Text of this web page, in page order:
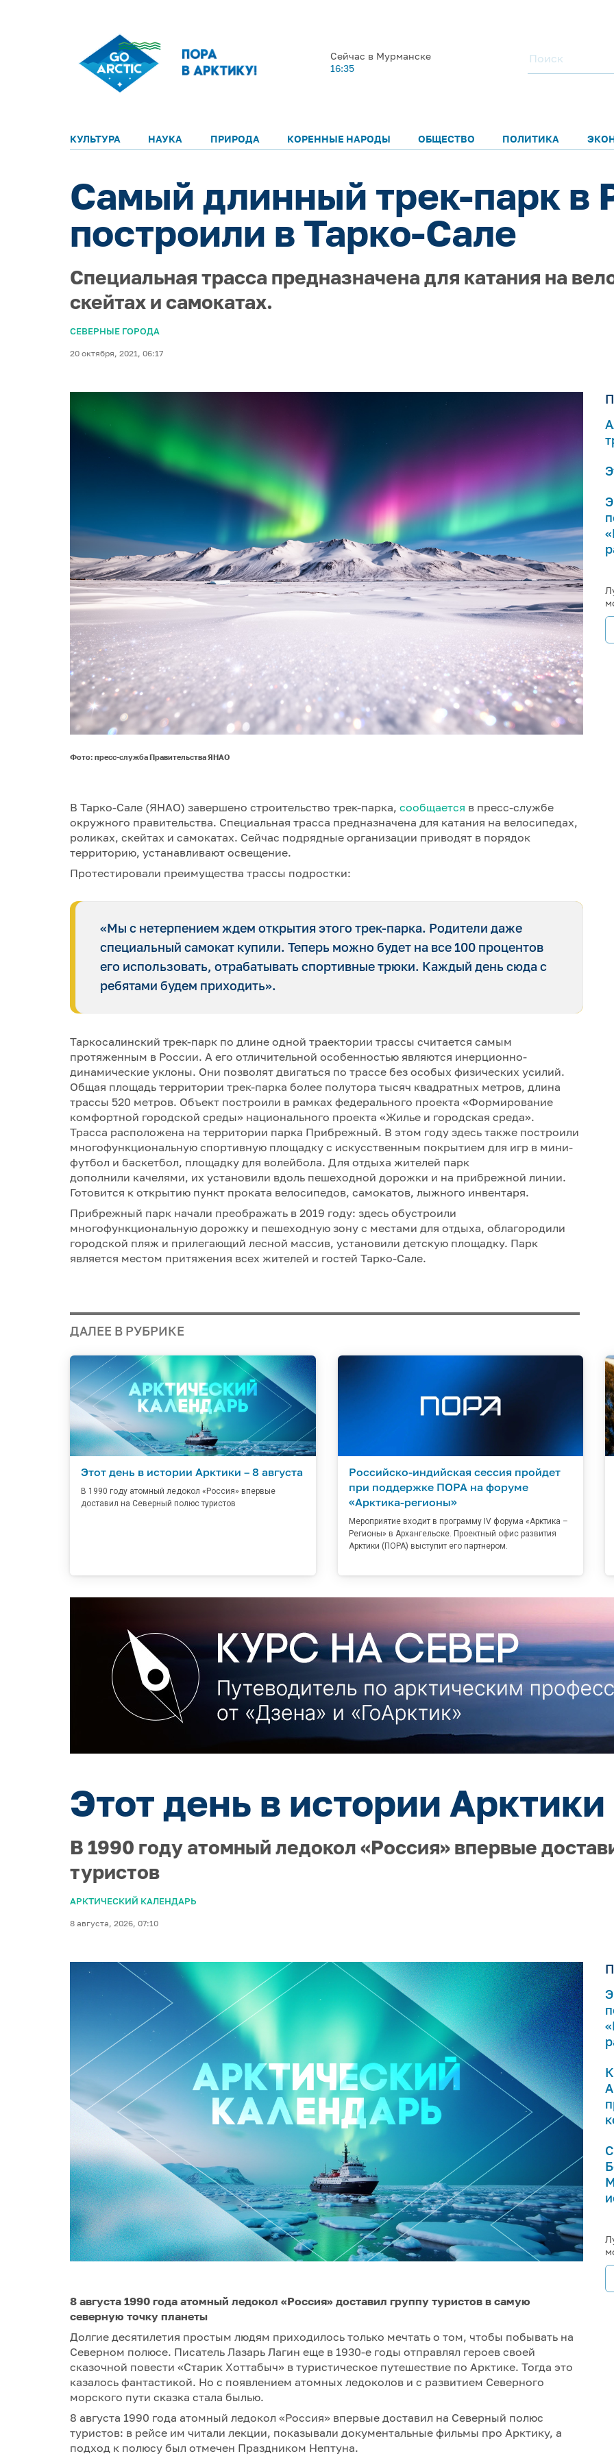
Сейчас в Мурманске
16:35
КУЛЬТУРА НАУКА ПРИРОДА КОРЕННЫЕ НАРОДЫ ОБЩЕСТВО ПОЛИТИКА
Самый длинный трек-парк в
построили в Тарко-Сале
Специальная трасса предназначена для катания на
скейтах и самокатах.
СЕВЕРНЫЕ ГОРОДА
20 октября, 2021, 06:17
Фото: пресс-служба Правительства ЯНАО
В Тарко-Сале (ЯНАО) завершено строительство трек-парка, сообщается в пресс-службе
окружного правительства. Специальная трасса предназначена для катания на велосипедах,
роликах, скейтах и самокатах. Сейчас подрядные организации приводят в порядок
территорию, устанавливают освещение.
Протестировали преимущества трассы подростки:
«Мы с нетерпением ждем открытия этого трек-парка. Родители даже
специальный самокат купили. Теперь можно будет на все 100 процентов
его использовать, отрабатывать спортивные трюки. Каждый день сюда с
ребятами будем приходить».
Таркосалинский трек-парк по длине одной траектории трассы считается самым
протяженным в России. А его отличительной особенностью являются инерционно-
динамические уклоны. Они позволят двигаться по трассе без особых физических усилий.
Общая площадь территории трек-парка более полутора тысяч квадратных метров, длина
трассы 520 метров. Объект построили в рамках федерального проекта «Формирование
комфортной городской среды» национального проекта «Жилье и городская среда».
Трасса расположена на территории парка Прибрежный. В этом году здесь также построили
многофункциональную спортивную площадку с искусственным покрытием для игр в мини-
футбол и баскетбол, площадку для волейбола. Для отдыха жителей парк
дополнили качелями, их установили вдоль пешеходной дорожки и на прибрежной линии.
Готовится к открытию пункт проката велосипедов, самокатов, лыжного инвентаря.
Прибрежный парк начали преображать в 2019 году: здесь обустроили
многофункциональную дорожку и пешеходную зону с местами для отдыха, облагородили
городской пляж и прилегающий лесной массив, установили детскую площадку. Парк
является местом притяжения всех жителей и гостей Тарко-Сале.
ДАЛЕЕ В РУБРИКЕ
Этот день в истории Арктики – 8 августа
В 1990 году атомный ледокол «Россия» впервые
доставил на Северный полюс туристов
Российско-индийская сессия пройдет
при поддержке ПОРА на форуме
«Арктика-регионы»
Мероприятие входит в программу IV форума «Арктика –
Регионы» в Архангельске. Проектный офис развития
Арктики (ПОРА) выступит его партнером.
Этот день в истории Арктики
В 1990 году атомный ледокол «Россия» впервые
туристов
АРКТИЧЕСКИЙ КАЛЕНДАРЬ
8 августа, 2026, 07:10
8 августа 1990 года атомный ледокол «Россия» доставил группу туристов в самую
северную точку планеты
Долгие десятилетия простым людям приходилось только мечтать о том, чтобы побывать на
Северном полюсе. Писатель Лазарь Лагин еще в 1930-е годы отправлял героев своей
сказочной повести «Старик Хоттабыч» в туристическое путешествие по Арктике. Тогда это
казалось фантастикой. Но с появлением атомных ледоколов и с развитием Северного
морского пути сказка стала былью.
8 августа 1990 года атомный ледокол «Россия» впервые доставил на Северный полюс
туристов: в рейсе им читали лекции, показывали документальные фильмы про Арктику, а
подход к полюсу был отмечен Праздником Нептуна.